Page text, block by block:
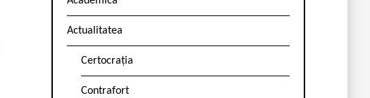
Actualitatea
Certocrația
Contrafort